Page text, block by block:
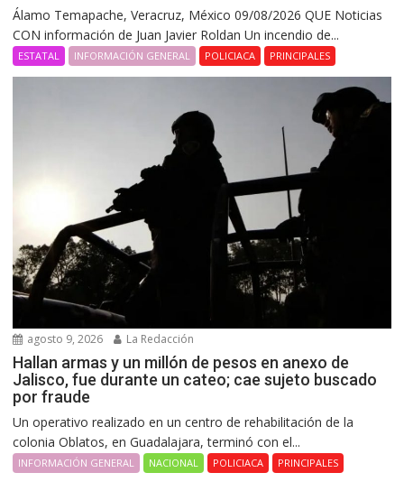
Álamo Temapache, Veracruz, México 09/08/2026 QUE Noticias
CON información de Juan Javier Roldan Un incendio de...
ESTATAL INFORMACIÓN GENERAL POLICIACA PRINCIPALES
agosto 9, 2026 La Redacción
Hallan armas y un millón de pesos en anexo de
Jalisco, fue durante un cateo; cae sujeto buscado
por fraude
Un operativo realizado en un centro de rehabilitación de la
colonia Oblatos, en Guadalajara, terminó con el...
INFORMACIÓN GENERAL NACIONAL POLICIACA PRINCIPALES